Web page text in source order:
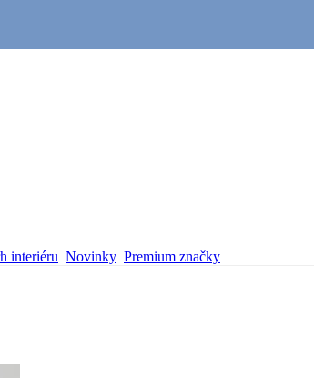
interiéru Novinky Premium značky